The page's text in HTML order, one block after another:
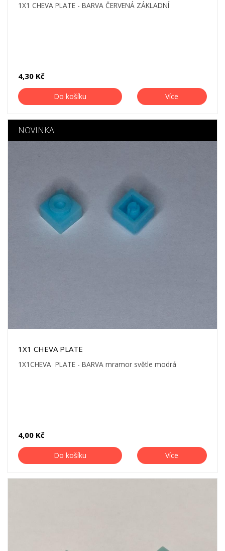
1X1 CHEVA PLATE - BARVA ČERVENÁ ZÁKLADNÍ
4,30 Kč
Do košíku Více
NOVINKA!
1X1 CHEVA PLATE
1X1CHEVA PLATE - BARVA mramor světle modrá
4,00 Kč
Do košíku Více